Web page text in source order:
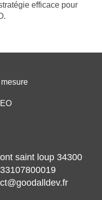
efficace pour
saint loup 34300